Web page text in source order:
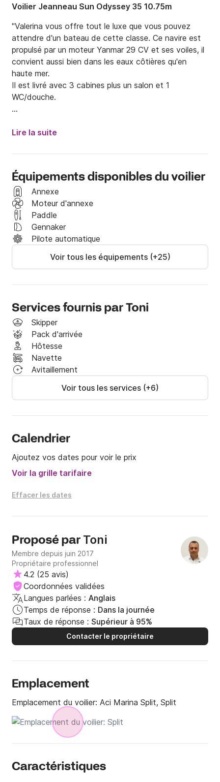
Voilier Jeanneau Sun Odyssey 35 10.75m
"Valerina vous offre tout le luxe que vous pouvez
attendre d'un bateau de cette classe. Ce navire est
propulsé par un moteur Yanmar 29 CV et ses voiles, il
convient aussi bien dans les eaux côtières qu'en
haute mer.
Il est livré avec 3 cabines plus un salon et 1
WC/douche.
vos talents de navigateur grâce à sa bonne
Il est confortable et parfait pour naviguer en famille
ou entre amis entre les îles de la côte dalmate et le
golfe de Ka_tela.
N'attendez plus et réservez ce navire dès maintenant
!"
Lire la suite
Équipements disponibles du voilier
Annexe
Moteur d'annexe
Paddle
Gennaker
Pilote automatique
Voir tous les équipements (+25)
Services fournis par Toni
Skipper
Pack d'arrivée
Hôtesse
Navette
Avitaillement
Voir tous les services (+6)
Calendrier
Ajoutez vos dates pour voir le prix
Voir la grille tarifaire
Effacer les dates
Proposé par Toni
Membre depuis juin 2017
Propriétaire professionnel
4.2 (25 avis)
Coordonnées validées
Langues parlées : Anglais
Temps de réponse : Dans la journée
Taux de réponse : Supérieur à 95%
Contacter le propriétaire
Emplacement
Emplacement du voilier: Aci Marina Split, Split
Caractéristiques